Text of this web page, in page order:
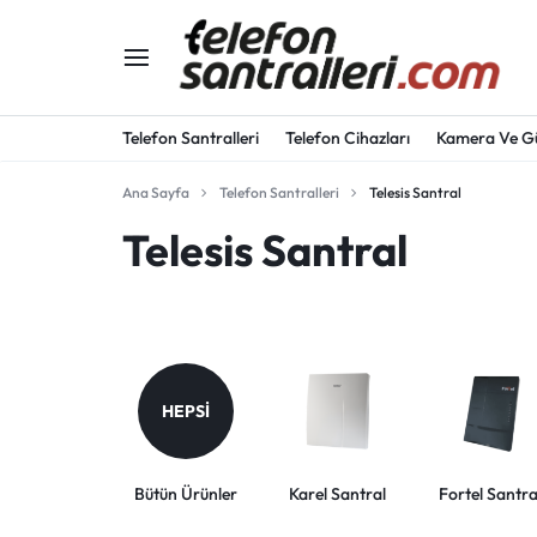
TELEFON
SANTRALLERI
,
SES
KAYIT
CIHAZLARI,
Telefon Santralleri
IP Santral
Fortel Santral
Telesis Santral
Grandstream Santral
Telefon Cihazları
Masaüstü telefonlar
Operatör Telefonlar
Kamera Ve
Ana Sayfa Telefon Santralleri Telesis Santral
Telesis Santral
HEPSI
Bütün Ürünler Karel Santral Fortel